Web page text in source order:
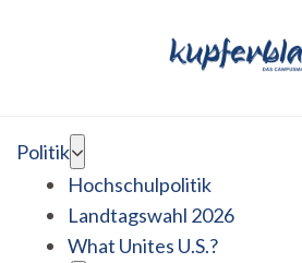
Politik
Hochschulpolitik
Landtagswahl 2026
What Unites U.S.?